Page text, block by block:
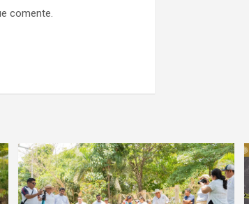
comente.